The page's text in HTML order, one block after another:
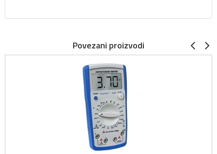
Povezani proizvodi